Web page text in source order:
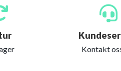
Kontakt